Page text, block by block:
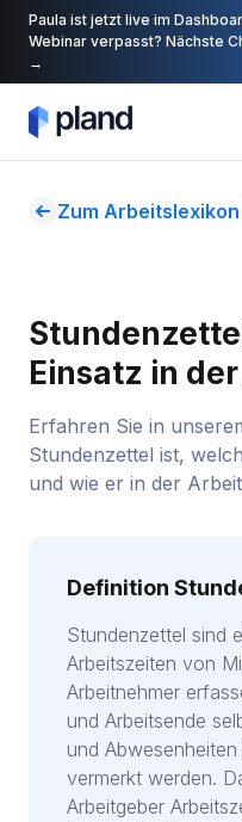
Paula ist jetzt live im
Webinar verpasst? Nächste
→
Zum Arbeitslexikon
Einsatz in
Erfahren Sie in
Stundenzettel ist,
und wie er in der
Definition
Stundenzettel sind
Arbeitszeiten von
Arbeitnehmer
und Arbeitsende
und
vermerkt werden.
Arbeitgeber